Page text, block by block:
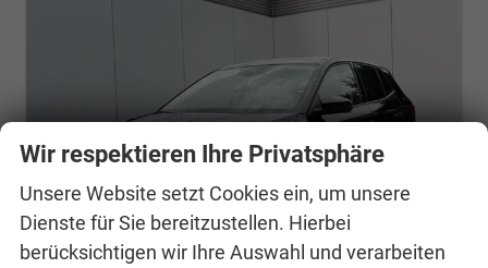
Wir respektieren Ihre Privatsphäre
Unsere Website setzt Cookies ein, um unsere
Dienste für Sie bereitzustellen. Hierbei
berücksichtigen wir Ihre Auswahl und verarbeiten